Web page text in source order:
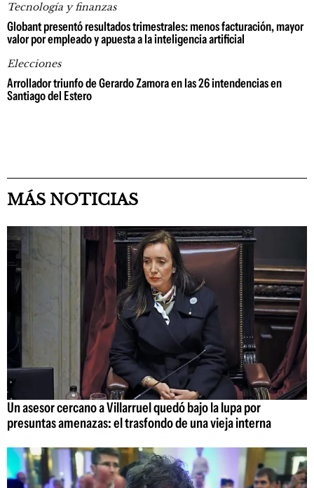
Tecnología y finanzas
Globant presentó resultados trimestrales: menos facturación, mayor
valor por empleado y apuesta a la inteligencia artificial
Elecciones
Arrollador triunfo de Gerardo Zamora en las 26 intendencias en
Santiago del Estero
MÁS NOTICIAS
Un asesor cercano a Villarruel quedó bajo la lupa por
presuntas amenazas: el trasfondo de una vieja interna